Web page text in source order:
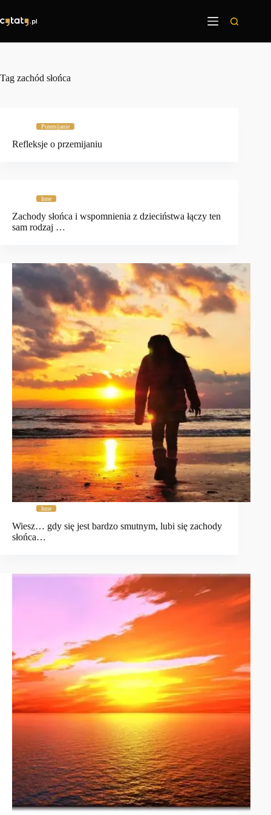
treści
Tag zachód słońca
Przemijanie
Refleksje o przemijaniu
Inne
Zachody słońca i wspomnienia z dzieciństwa łączy ten
sam rodzaj …
Inne
Wiesz… gdy się jest bardzo smutnym, lubi się zachody
słońca…